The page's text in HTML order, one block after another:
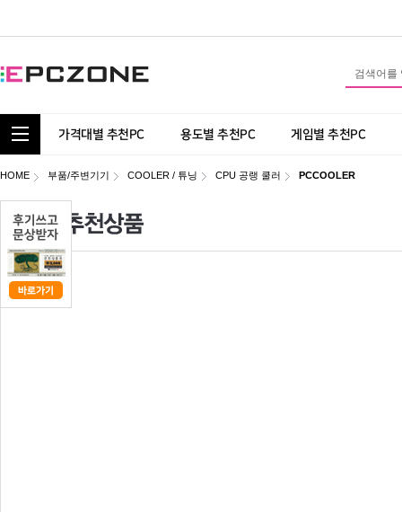
통합 카테고리 보기
가격대별 추천PC 용도별 추천PC 게임별 추천PC
HOME 부품/주변기기 COOLER / 튜닝 CPU 공랭 쿨러 PCCOOLER